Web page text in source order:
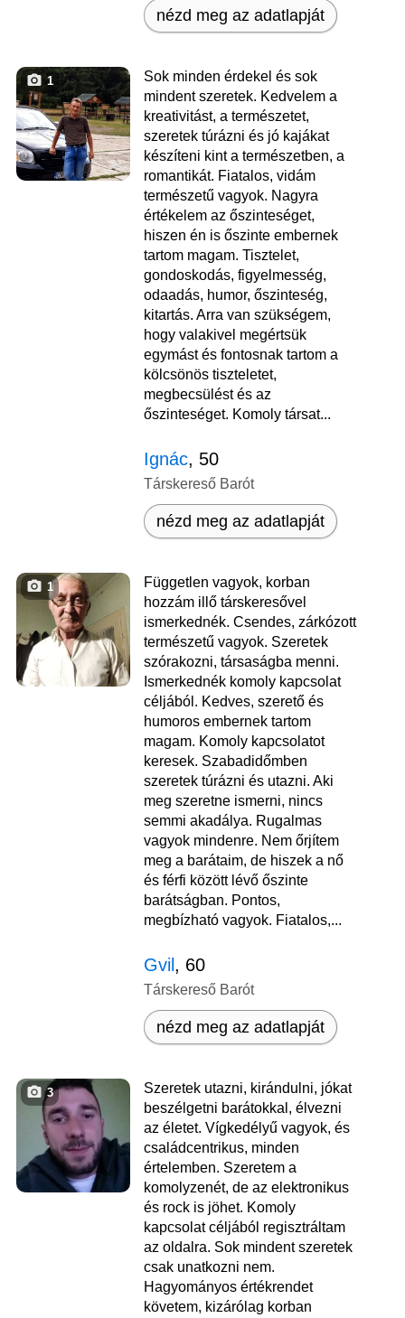
nézd meg az adatlapját
1
Sok minden érdekel és sok
mindent szeretek. Kedvelem a
kreativitást, a természetet,
szeretek túrázni és jó kajákat
készíteni kint a természetben, a
romantikát. Fiatalos, vidám
természetű vagyok. Nagyra
értékelem az őszinteséget,
hiszen én is őszinte embernek
tartom magam. Tisztelet,
gondoskodás, figyelmesség,
odaadás, humor, őszinteség,
kitartás. Arra van szükségem,
hogy valakivel megértsük
egymást és fontosnak tartom a
kölcsönös tiszteletet,
megbecsülést és az
őszinteséget. Komoly társat...
Ignác, 50
Társkereső Barót
nézd meg az adatlapját
1
Független vagyok, korban
hozzám illő társkeresővel
ismerkednék. Csendes, zárkózott
természetű vagyok. Szeretek
szórakozni, társaságba menni.
Ismerkednék komoly kapcsolat
céljából. Kedves, szerető és
humoros embernek tartom
magam. Komoly kapcsolatot
keresek. Szabadidőmben
szeretek túrázni és utazni. Aki
meg szeretne ismerni, nincs
semmi akadálya. Rugalmas
vagyok mindenre. Nem őrjítem
meg a barátaim, de hiszek a nő
és férfi között lévő őszinte
barátságban. Pontos,
megbízható vagyok. Fiatalos,...
Gvil , 60
Társkereső Barót
nézd meg az adatlapját
3
Szeretek utazni, kirándulni, jókat
beszélgetni barátokkal, élvezni
az életet. Vígkedélyű vagyok, és
családcentrikus, minden
értelemben. Szeretem a
komolyzenét, de az elektronikus
és rock is jöhet. Komoly
kapcsolat céljából regisztráltam
az oldalra. Sok mindent szeretek
csak unatkozni nem.
Hagyományos értékrendet
követem, kizárólag korban